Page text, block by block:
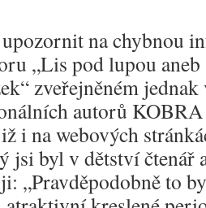
na chybnou
„Lis pod lupou
zveřejněném
autorů
i na webových
jsi byl v dětství čtenář
„Pravděpodobně to